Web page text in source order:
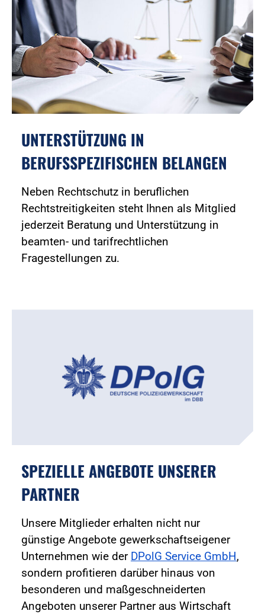
UNTERSTÜTZUNG IN
BERUFSSPEZIFISCHEN BELANGEN
Neben Rechtschutz in beruflichen
Rechtstreitigkeiten steht Ihnen als Mitglied
jederzeit Beratung und Unterstützung in
beamten- und tarifrechtlichen
Fragestellungen zu.
SPEZIELLE ANGEBOTE UNSERER
PARTNER
Unsere Mitglieder erhalten nicht nur
günstige Angebote gewerkschaftseigener
Unternehmen wie der DPolG Service GmbH,
sondern profitieren darüber hinaus von
besonderen und maßgeschneiderten
Angeboten unserer Partner aus Wirtschaft